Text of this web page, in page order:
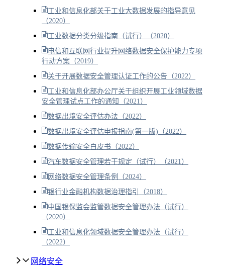
工业和信息化部关于工业大数据发展的指导意见
（2020）
工业数据分类分级指南（试行）（2020）
电信和互联网行业提升网络数据安全保护能力专项
行动方案（2019）
关于开展数据安全管理认证工作的公告（2022）
工业和信息化部办公厅关于组织开展工业领域数据
安全管理试点工作的通知（2021）
数据出境安全评估办法（2022）
数据出境安全评估申报指南(第一版)（2022）
数据传输安全白皮书（2022）
汽车数据安全管理若干规定（试行）（2021）
网络数据安全管理条例（2024）
银行业金融机构数据治理指引（2018）
中国银保监会监管数据安全管理办法（试行）
（2020）
工业和信息化领域数据安全管理办法（试行）
（2022）
网络安全